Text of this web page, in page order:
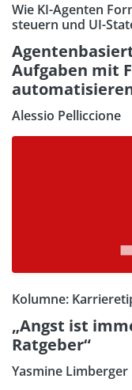
Wie KI-Agenten
steuern und UI-
Aufgaben mit
Alessio Pelliccione
Kolumne:
„Angst ist
Ratgeber“
Yasmine Limberger